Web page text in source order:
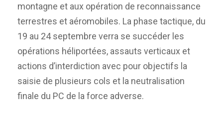
montagne et aux opération de reconnaissance
terrestres et aéromobiles. La phase tactique, du
19 au 24 septembre verra se succéder les
opérations héliportées, assauts verticaux et
actions d’interdiction avec pour objectifs la
saisie de plusieurs cols et la neutralisation
finale du PC de la force adverse.